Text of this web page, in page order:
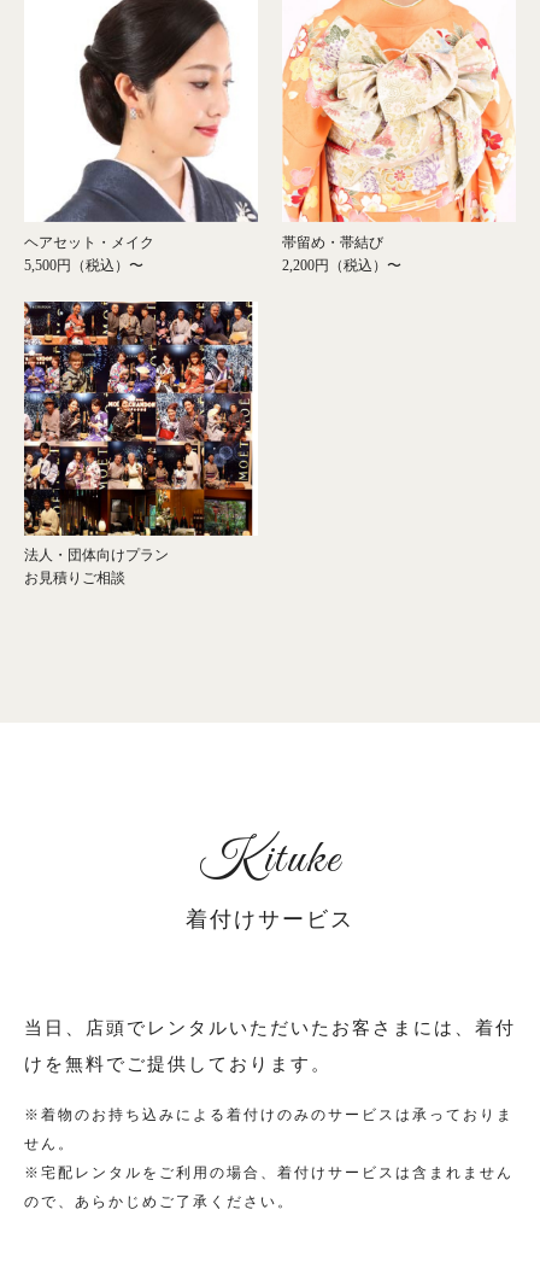
ヘアセット・メイク
5,500円（税込）〜
帯留め・帯結び
2,200円（税込）〜
法人・団体向けプラン
お見積りご相談
Kituke
着付けサービス
当日、店頭でレンタルいただいたお客さまには、着付
けを無料でご提供しております。
※着物のお持ち込みによる着付けのみのサービスは承っておりま
せん。
※宅配レンタルをご利用の場合、着付けサービスは含まれません
ので、あらかじめご了承ください。